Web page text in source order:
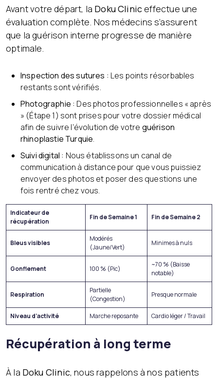
Avant votre départ, la Doku Cliniceffectue une
évaluation complète. Nos médecins s’assurent
que la guérison interne progresse de manière
optimale.
Inspection des sutures : Les points résorbables
restants sont vérifiés.
Photographie : Des photos professionnelles « après
» (Étape 1) sont prises pour votre dossier médical
afin de suivre l’évolution de votre guérison
rhinoplastie Turquie.
Suivi digital : Nous établissons un canal de
communication à distance pour que vous puissiez
envoyer des photos et poser des questions une
fois rentré chez vous.
Indicateur de
récupération
Fin de Semaine 1 Fin de Semaine 2
Bleus visibles
Modérés
(Jaune/Vert)
Minimes à nuls
Gonflement 100 % (Pic)
~70 % (Baisse
notable)
Respiration
Partielle
(Congestion)
Presque normale
Niveau d’activité Marche reposante Cardio léger / Travail
Récupération à long terme
À la Doku Clinic, nous rappelons à nos patients